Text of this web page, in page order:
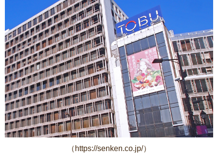
（https://senken.co.jp/）